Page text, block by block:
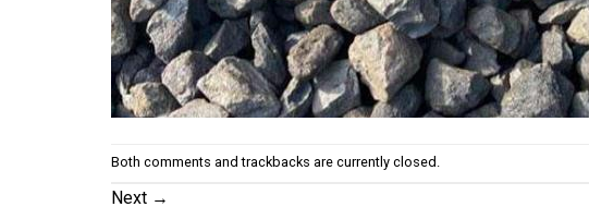
Both comments and trackbacks are currently closed.
Next →